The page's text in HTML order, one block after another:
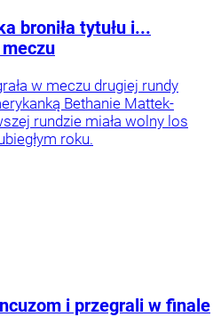
broniła tytułu i...
w meczu drugiej rundy
Bethanie Mattek-
rundzie miała wolny los
roku.
i przegrali w finale